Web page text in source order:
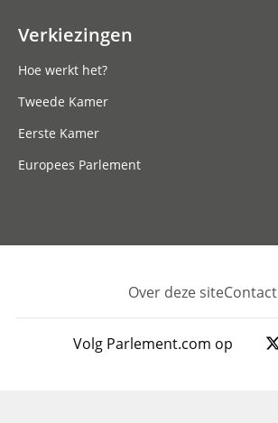
Verkiezingen
Hoe werkt het?
Tweede Kamer
Eerste Kamer
Europees Parlement
Footer
Over deze siteContact
Volg Parlement.com op